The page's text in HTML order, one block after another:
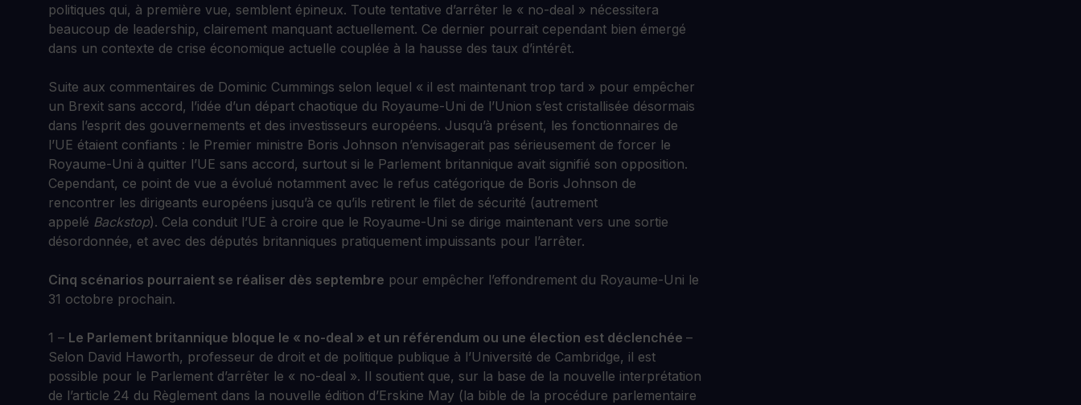
politiques qui, à première vue, semblent épineux. Toute tentative d’arrêter le « no-deal » nécessitera
beaucoup de leadership, clairement manquant actuellement. Ce dernier pourrait cependant bien émergé
dans un contexte de crise économique actuelle couplée à la hausse des taux d’intérêt.
Suite aux commentaires de Dominic Cummings selon lequel « il est maintenant trop tard » pour empêcher
un Brexit sans accord, l’idée d’un départ chaotique du Royaume-Uni de l’Union s’est cristallisée désormais
dans l’esprit des gouvernements et des investisseurs européens. Jusqu’à présent, les fonctionnaires de
l’UE étaient confiants : le Premier ministre Boris Johnson n’envisagerait pas sérieusement de forcer le
Royaume-Uni à quitter l’UE sans accord, surtout si le Parlement britannique avait signifié son opposition.
Cependant, ce point de vue a évolué notamment avec le refus catégorique de Boris Johnson de
rencontrer les dirigeants européens jusqu’à ce qu’ils retirent le filet de sécurité (autrement
appelé Backstop). Cela conduit l’UE à croire que le Royaume-Uni se dirige maintenant vers une sortie
désordonnée, et avec des députés britanniques pratiquement impuissants pour l’arrêter.
Cinq scénarios pourraient se réaliser dès septembre pour empêcher l’effondrement du Royaume-Uni le
31 octobre prochain.
1 – Le Parlement britannique bloque le « no-deal » et un référendum ou une élection est déclenchée –
Selon David Haworth, professeur de droit et de politique publique à l’Université de Cambridge, il est
possible pour le Parlement d’arrêter le « no-deal ». Il soutient que, sur la base de la nouvelle interprétation
de l’article 24 du Règlement dans la nouvelle édition d’Erskine May (la bible de la procédure parlementaire